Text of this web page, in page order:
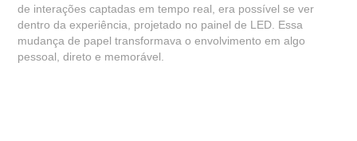
de interações captadas em tempo real, era possível se ver
dentro da experiência, projetado no painel de LED. Essa
mudança de papel transformava o envolvimento em algo
pessoal, direto e memorável.